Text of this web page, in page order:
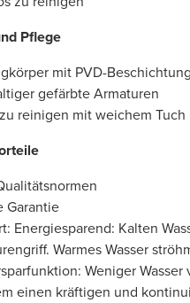
Pflege
mit PVD-
gefärbte Armaturen
reinigen mit weichem
Garantie
Energiesparend: Kalten
Warmes Wasser
Weniger
einen kräftigen und